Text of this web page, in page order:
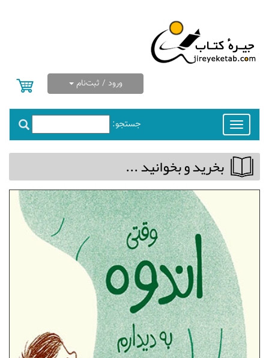
ورود / ثبت‌نام
جستجو:
Toggle
navigation
بخريد و بخوانيد ...